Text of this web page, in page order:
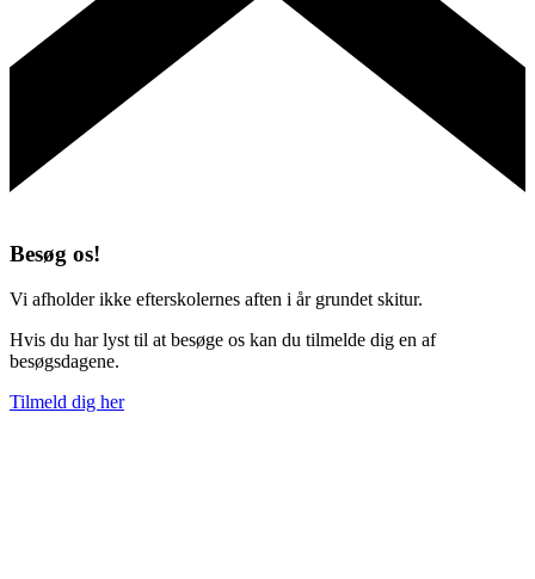
Besøg os!
Vi afholder ikke efterskolernes aften i år grundet skitur.
Hvis du har lyst til at besøge os kan du tilmelde dig en af
besøgsdagene.
Tilmeld dig her